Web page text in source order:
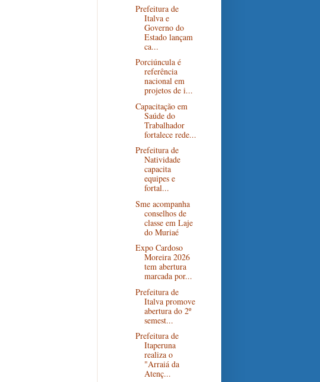
Prefeitura de
Italva e
Governo do
Estado lançam
ca...
Porciúncula é
referência
nacional em
projetos de i...
Capacitação em
Saúde do
Trabalhador
fortalece rede...
Prefeitura de
Natividade
capacita
equipes e
fortal...
Sme acompanha
conselhos de
classe em Laje
do Muriaé
Expo Cardoso
Moreira 2026
tem abertura
marcada por...
Prefeitura de
Italva promove
abertura do 2º
semest...
Prefeitura de
Itaperuna
realiza o
"Arraiá da
Atenç...